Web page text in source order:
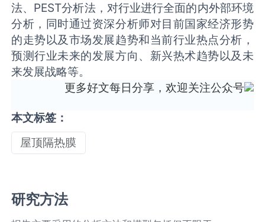
法、PEST分析法，对行业进行全面的内外部环境
分析，同时通过资深分析师对目前国家经济形势
的走势以及市场发展趋势和当前行业热点分析，
预测行业未来的发展方向、新兴热术趋势以及未
来发展战略等。
更多好文每日分享，欢迎关注公众号
本文标签：
屋顶隔热膜
研究方法